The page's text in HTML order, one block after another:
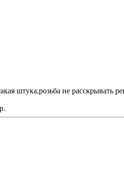
штука,розьба не расскрывать